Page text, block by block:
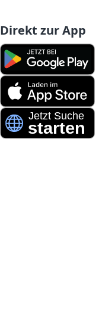
Direkt zur App